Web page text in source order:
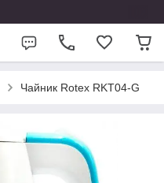
Чайник Rotex RKT04-G